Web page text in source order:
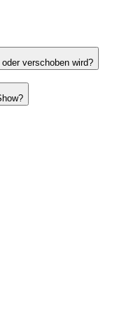
verschoben wird?